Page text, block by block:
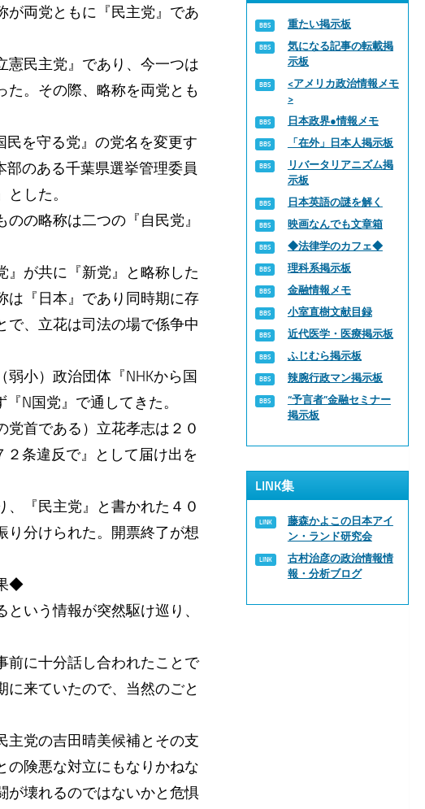
が両党ともに『民主党』であ
憲民主党』であり、今一つは
た。その際、略称を両党とも
民を守る党』の党名を変更す
部のある千葉県選挙管理委員
した。
の略称は二つの『自民党』
』が共に『新党』と略称した
は『日本』であり同時期に存
で、立花は司法の場で係争中
小）政治団体『NHKから国
N国党』で通してきた。
党首である）立花孝志は２０
２条違反で』として届け出を
、『民主党』と書かれた４０
り分けられた。開票終了が想
◆
いう情報が突然駆け巡り、
前に十分話し合われたことで
来ていたので、当然のごと
主党の吉田晴美候補とその支
の険悪な対立にもなりかねな
が壊れるのではないかと危惧
重たい掲示板
気になる記事の転載掲
示板
<アメリカ政治情報メモ
>
日本政界●情報メモ
「在外」日本人掲示板
リバータリアニズム掲
示板
日本英語の謎を解く
映画なんでも文章箱
◆法律学のカフェ◆
理科系掲示板
金融情報メモ
小室直樹文献目録
近代医学・医療掲示板
ふじむら掲示板
辣腕行政マン掲示板
“予言者”金融セミナー
掲示板
LINK集
藤森かよこの日本アイ
ン・ランド研究会
古村治彦の政治情報情
報・分析ブログ